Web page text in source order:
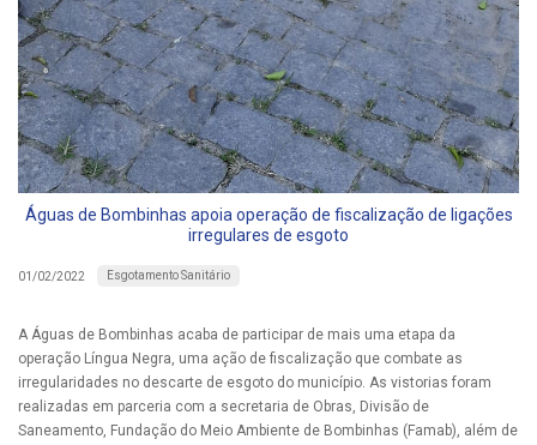
Águas de Bombinhas apoia operação de fiscalização de ligações
irregulares de esgoto
01/02/2022 Esgotamento Sanitário
A Águas de Bombinhas acaba de participar de mais uma etapa da
operação Língua Negra, uma ação de fiscalização que combate as
irregularidades no descarte de esgoto do município. As vistorias foram
realizadas em parceria com a secretaria de Obras, Divisão de
Saneamento, Fundação do Meio Ambiente de Bombinhas (Famab), além de